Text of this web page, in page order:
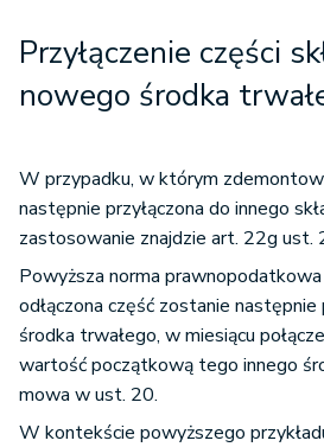
Przyłączenie części
nowego środka
W przypadku, w którym
następnie przyłączona do innego
zastosowanie znajdzie art. 22g ust.
Powyższa norma
odłączona część zostanie następnie
środka trwałego, w miesiącu
wartość początkową tego innego
mowa w ust. 20.
W kontekście powyższego